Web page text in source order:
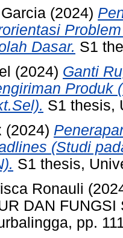
(2024)
Dasar. S1
(2024) Ganti
Produk
S1 thesis,
(2024)
(Studi
S1 thesis,
Ronauli
DAN
pp.